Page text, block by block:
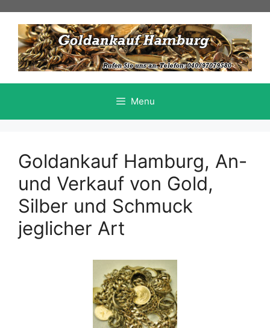
content
Menu
Goldankauf Hamburg, An-
und Verkauf von Gold,
Silber und Schmuck
jeglicher Art